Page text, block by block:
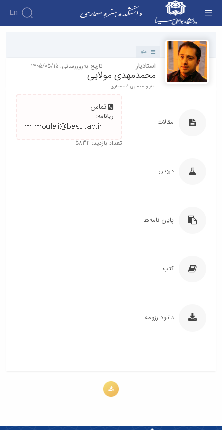
En
منو
استادیار تاریخ به‌روزرسانی: 1405/05/15
محمدمهدی مولایی
هنر و معماری / معماری
تماس
رایانامه:
تعداد بازدید: 5832
مقالات
دروس
پایان نامه‌ها
کتب
دانلود رزومه